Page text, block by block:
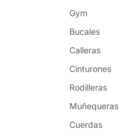
Gym
Bucales
Calleras
Cinturones
Rodilleras
Muñequeras
Cuerdas